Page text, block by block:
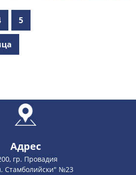
5
Адрес
гр. Провадия
Стамболийски" №23